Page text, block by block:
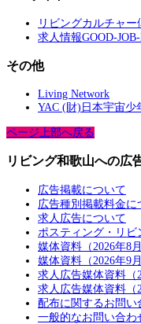
リビングカルチャー
求人情報GOOD-
その他
Living Network
YAC (財)日本宇宙少
ページ上部へ戻る
リビング和歌山への広
広告掲載について
広告種別掲載料金に
求人広告について
ポスティング・リビ
媒体資料（2026年8
媒体資料（2026年9
求人広告媒体資料（
求人広告媒体資料（
配布に関するお問い
一般的なお問い合わ